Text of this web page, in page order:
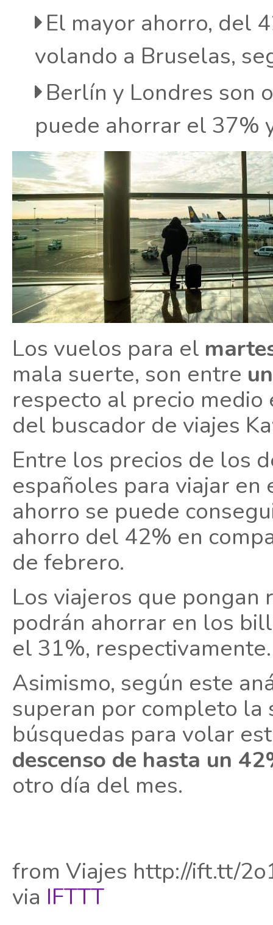
El mayor ahorro, del
volando a Bruselas,
Berlín y Londres son
puede ahorrar el 37%
Los vuelos para el
mala suerte, son entre
respecto al precio
del buscador de viajes
Entre los precios de los
españoles para viajar
ahorro se puede
ahorro del 42% en
de febrero.
Los viajeros que pongan
podrán ahorrar en los
el 31%, respectivamente.
Asimismo, según este
superan por completo la
búsquedas para volar
descenso de hasta un
otro día del mes.
from Viajes http://ift.tt/
via IFTTT